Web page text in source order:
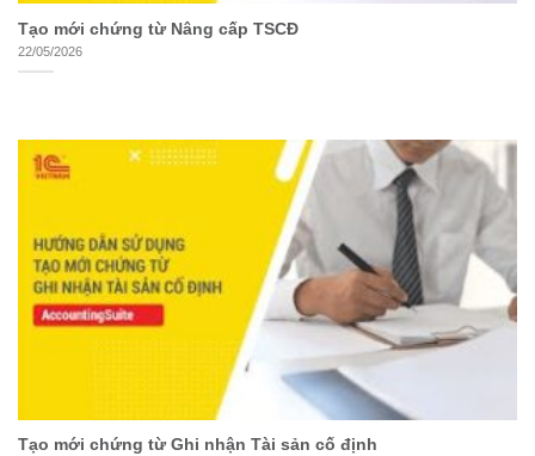
Tạo mới chứng từ Nâng cấp TSCĐ
22/05/2026
Tạo mới chứng từ Ghi nhận Tài sản cố định